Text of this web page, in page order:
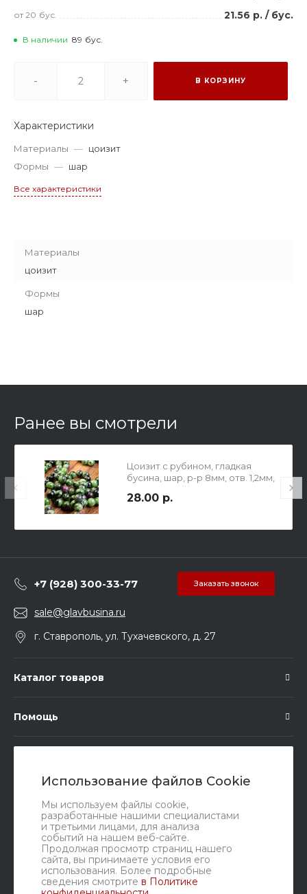
Использование файлов Cookie
Мы используем файлы cookie,
разработанные нашими специалистами
и третьими лицами, для анализа
событий на нашем веб-сайте.
Продолжая просмотр страниц нашего
сайта, вы принимаете условия его
использования. Более подробные
сведения смотрите в Политике
от 20 бус. 21.56 р. / бус.
В наличии 89 бус.
- + В КОРЗИНУ
Характеристики
Материалы — цоизит
Формы — шар
Все характеристики
Материалы
цоизит
Формы
шар
Ранее вы смотрели
Цоизит с рубином, гладкая
бусина, шар, р-р 8мм, отв. 1,2мм,
натуральный, не окрашен.
28.00 р.
+7 (928) 300-33-77 Заказать звонок
sale@glavbusina.ru
г. Ставрополь, ул. Тухачевского, д. 27
Каталог товаров
Помощь